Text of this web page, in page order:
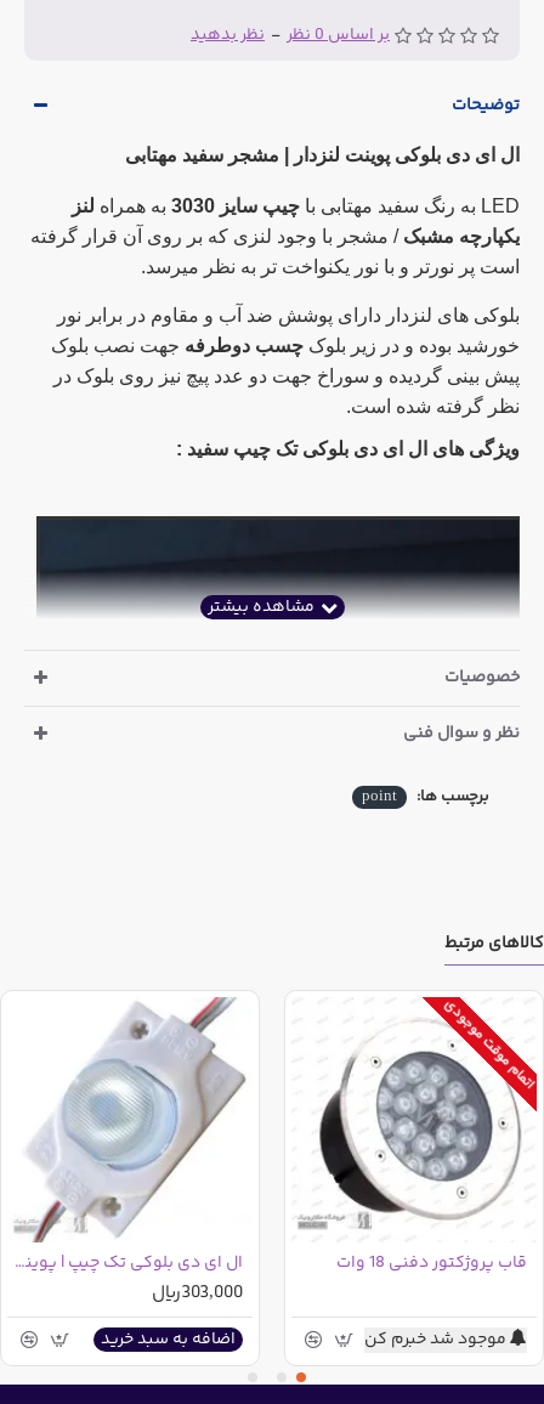
بر اساس 0 نظر - نظر بدهید
توضیحات
ال ای دی بلوکی پوینت لنزدار | مشجر سفید مهتابی
LED به رنگ سفید مهتابی با چیپ سایز 3030 به همراه لنز
یکپارچه مشبک / مشجر با وجود لنزی که بر روی آن قرار گرفته
است پر نورتر و با نور یکنواخت تر به نظر میرسد.
بلوکی های لنزدار دارای پوشش ضد آب و مقاوم در برابر نور
خورشید بوده و در زیر بلوک چسب دوطرفه جهت نصب بلوک
پیش بینی گردیده و سوراخ جهت دو عدد پیچ نیز روی بلوک در
نظر گرفته شده است.
ویژگی های ال ای دی بلوکی تک چیپ سفید :
ولتاژ تغذیه INPUT VOLATGE
سایز چیپ 3030
CHIP SIZE
توان مصرفی 1.5W/MODULE
POWER
عرض 30mm
Width
خصوصیات
نظر و سوال فنی
برچسب ها: point
کالاهای مرتبط
اتمام موقت موجودی
قاب پروژکتور دفنی 18 وات
موجود شد خبرم کن
ال ای دی بلوکی تک چیپ | پوینت لنزدار صورتی
303,000ریال
اضافه به سبد خرید